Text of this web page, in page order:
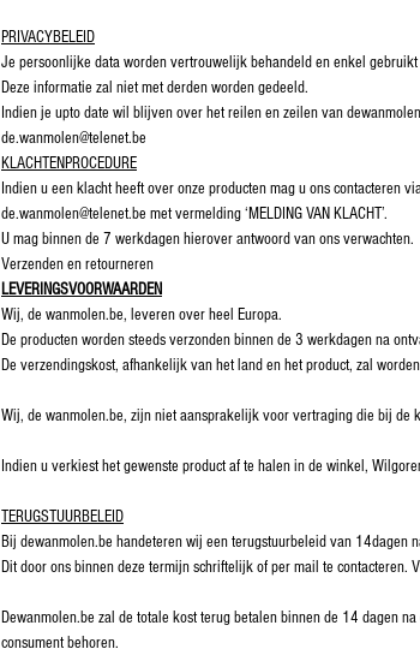
PRIVACYBELEID
Je persoonlijke data worden vertrouwelijk behandeld en enkel
Deze informatie zal niet met derden worden gedeeld.
Indien je upto date wil blijven over het reilen en zeilen van
de.wanmolen@telenet.be
KLACHTENPROCEDURE
Indien u een klacht heeft over onze producten mag u ons contacteren
de.wanmolen@telenet.be met vermelding ‘MELDING VAN KLACHT’.
U mag binnen de 7 werkdagen hierover antwoord van ons verwachten.
Verzenden en retourneren
LEVERINGSVOORWAARDEN
Wij, de wanmolen.be, leveren over heel Europa.
De producten worden steeds verzonden binnen de 3 werkdagen na
De verzendingskost, afhankelijk van het land en het product, zal
Wij, de wanmolen.be, zijn niet aansprakelijk voor vertraging die bij de
Indien u verkiest het gewenste product af te halen in de winkel,
TERUGSTUURBELEID
Bij dewanmolen.be handeteren wij een terugstuurbeleid van 14dagen
Dit door ons binnen deze termijn schriftelijk of per mail te contacteren.
Dewanmolen.be zal de totale kost terug betalen binnen de 14 dagen
consument behoren.